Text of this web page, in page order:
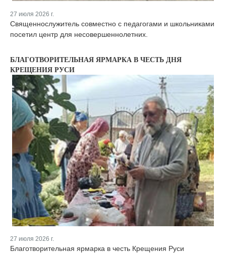
27 июля 2026 г.
Священнослужитель совместно с педагогами и школьниками
посетил центр для несовершеннолетних.
БЛАГОТВОРИТЕЛЬНАЯ ЯРМАРКА В ЧЕСТЬ ДНЯ
КРЕЩЕНИЯ РУСИ
27 июля 2026 г.
Благотворительная ярмарка в честь Крещения Руси